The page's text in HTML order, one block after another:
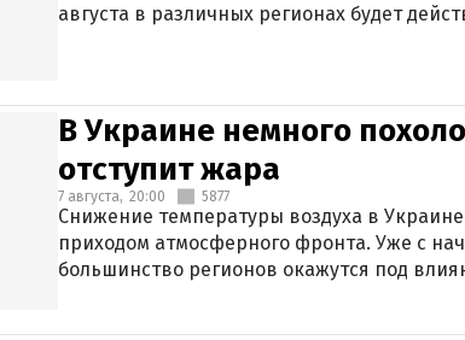
августа в различных регионах будет
В Украине немного
отступит жара
7 августа, 20:00 5877
Снижение температуры воздуха в
приходом атмосферного фронта. Уже с
большинство регионов окажутся под